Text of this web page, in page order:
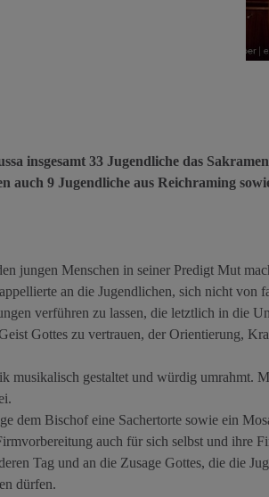
insgesamt 33 Jugendliche das
auch 9 Jugendliche aus Reichraming
jungen Menschen in seiner Predigt Mut
an die Jugendlichen, sich nicht von
verführen zu lassen, die letztlich in die
Gottes zu vertrauen, der Orientierung,
musikalisch gestaltet und würdig umrahmt.
dem Bischof eine Sachertorte sowie ein
auch für sich selbst und ihre
Tag und an die Zusage Gottes, die die
dürfen.